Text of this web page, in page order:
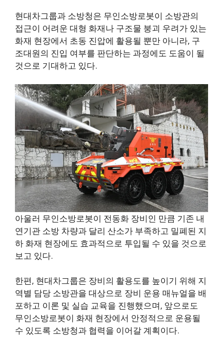
현대차그룹과 소방청은 무인소방로봇이 소방관의
접근이 어려운 대형 화재나 구조물 붕괴 우려가 있는
화재 현장에서 초동 진압에 활용될 뿐만 아니라, 구
조대원의 진입 여부를 판단하는 과정에도 도움이 될
것으로 기대하고 있다.
아울러 무인소방로봇이 전동화 장비인 만큼 기존 내
연기관 소방 차량과 달리 산소가 부족하고 밀폐된 지
하 화재 현장에도 효과적으로 투입될 수 있을 것으로
보고 있다.
한편, 현대차그룹은 장비의 활용도를 높이기 위해 지
역별 담당 소방관을 대상으로 장비 운용 매뉴얼을 배
포하고 이론 및 실습 교육을 진행했으며, 앞으로도
무인소방로봇이 화재 현장에서 안정적으로 운용될
수 있도록 소방청과 협력을 이어갈 계획이다.